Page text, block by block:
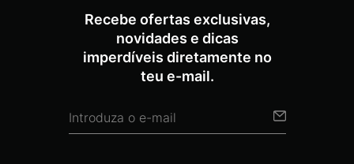
Recebe ofertas exclusivas,
novidades e dicas
imperdíveis diretamente no
teu e-mail.